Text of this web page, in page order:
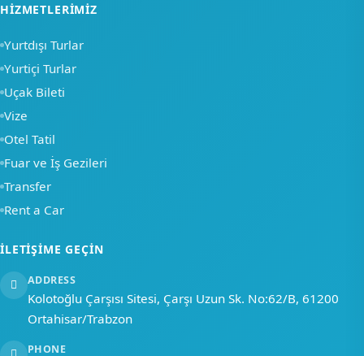
HIZMETLERIMIZ
Yurtdışı Turlar
Yurtiçi Turlar
Uçak Bileti
Vize
Otel Tatil
Fuar ve İş Gezileri
Transfer
Rent a Car
İLETIŞIME GEÇIN
ADDRESS
Kolotoğlu Çarşısı Sitesi, Çarşı Uzun Sk. No:62/B, 61200
Ortahisar/Trabzon
PHONE
Merhaba, nasıl
yardımcı olabiliriz?
Bir soru sor